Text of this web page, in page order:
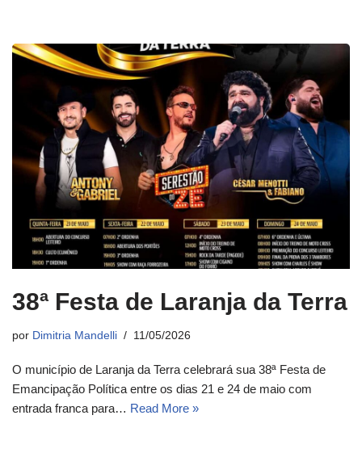
38ª Festa de Laranja da Terra
por Dimitria Mandelli 11/05/2026
O município de Laranja da Terra celebrará sua 38ª Festa de
Emancipação Política entre os dias 21 e 24 de maio com
entrada franca para… Read More »